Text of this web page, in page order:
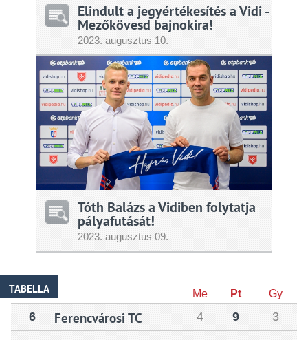
Elindult a jegyértékesítés a Vidi -
Mezőkövesd bajnokira!
2023.augusztus 10.
Tóth Balázs a Vidiben folytatja
pályafutását!
2023.augusztus 09.
TABELLA Me Pt Gy
6 Ferencvárosi TC 4 9
3